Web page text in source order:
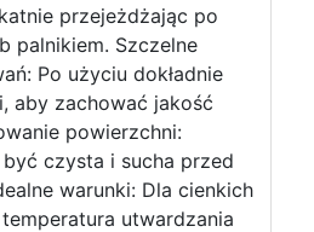
przejeżdżając po
palnikiem. Szczelne
Po użyciu dokładnie
aby zachować jakość
powierzchni:
czysta i sucha przed
warunki: Dla cienkich
utwardzania